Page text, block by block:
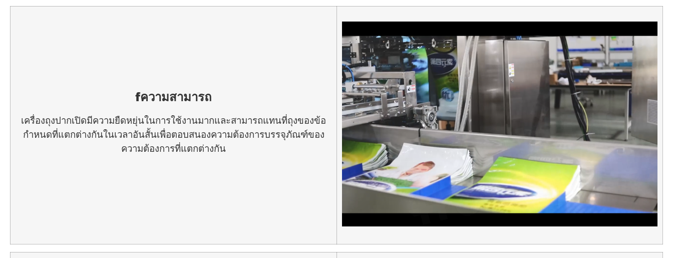
fความสามารถ
เครื่องถุงปากเปิดมีความยืดหยุ่นในการใช้งานมากและสามารถแทนที่ถุงของข้อ
กำหนดที่แตกต่างกันในเวลาอันสั้นเพื่อตอบสนองความต้องการบรรจุภัณฑ์ของ
ความต้องการที่แตกต่างกัน